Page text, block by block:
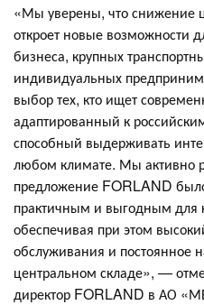
«Мы уверены, что снижение
откроет новые возможности
бизнеса, крупных
индивидуальных
выбор тех, кто ищет
адаптированный к
способный выдерживать
любом климате. Мы активно
предложение FORLAND
практичным и выгодным для
обеспечивая при этом
обслуживания и постоянное
центральном складе», —
директор FORLAND в АО